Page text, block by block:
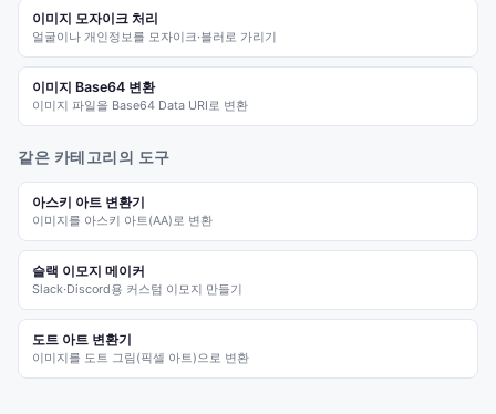
이미지 모자이크 처리
얼굴이나 개인정보를 모자이크·블러로 가리기
이미지 Base64 변환
이미지 파일을 Base64 Data URI로 변환
같은 카테고리의 도구
아스키 아트 변환기
이미지를 아스키 아트(AA)로 변환
슬랙 이모지 메이커
Slack·Discord용 커스텀 이모지 만들기
도트 아트 변환기
이미지를 도트 그림(픽셀 아트)으로 변환